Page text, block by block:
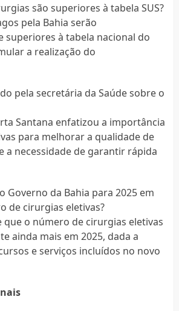
são superiores à tabela SUS?
pela Bahia serão
superiores à tabela nacional do
a realização do
pela secretária da Saúde sobre o
Santana enfatizou a importância
para melhorar a qualidade de
a necessidade de garantir rápida
Governo da Bahia para 2025 em
de cirurgias eletivas?
que o número de cirurgias eletivas
ainda mais em 2025, dada a
e serviços incluídos no novo